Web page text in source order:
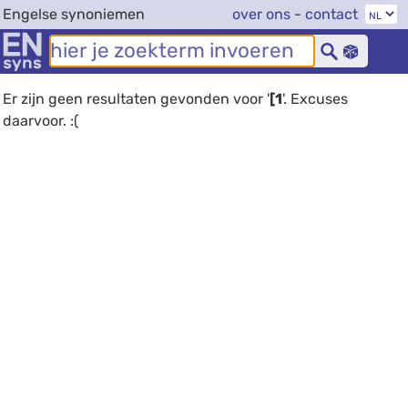
Engelse synoniemen over ons - contact
Er zijn geen resultaten gevonden voor '[1'. Excuses
daarvoor. :(